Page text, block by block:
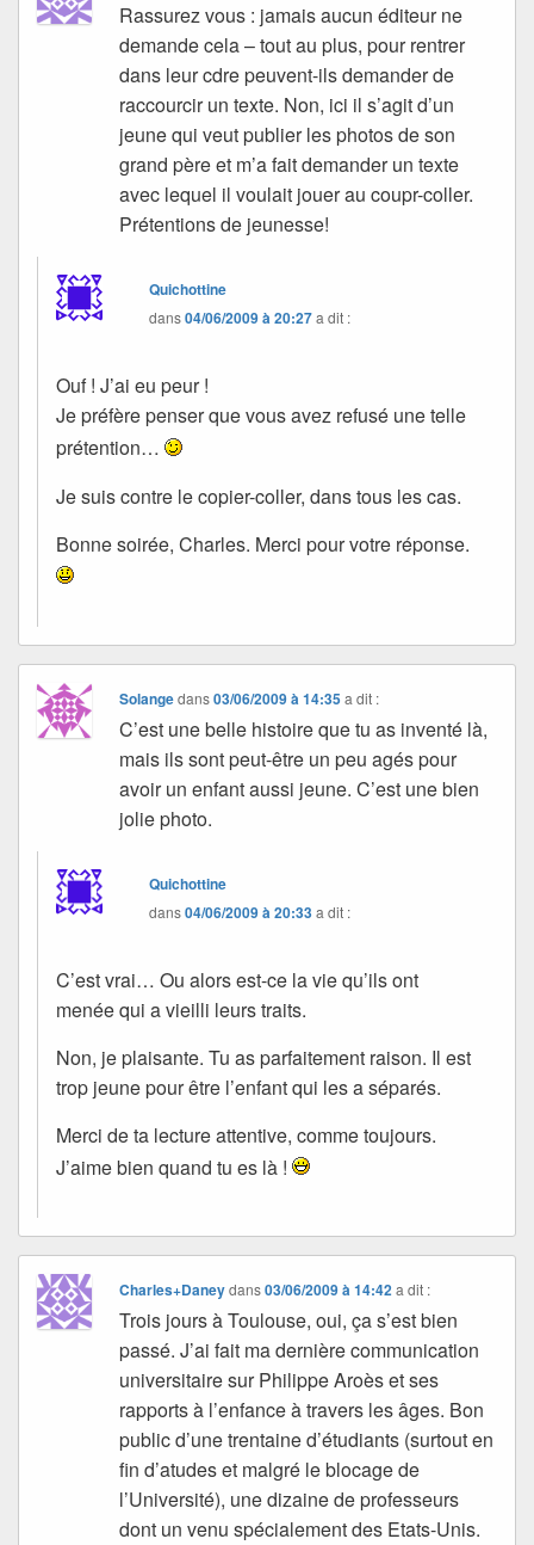
Rassurez vous : jamais aucun éditeur ne
demande cela – tout au plus, pour rentrer
dans leur cdre peuvent-ils demander de
raccourcir un texte. Non, ici il s’agit d’un
jeune qui veut publier les photos de son
grand père et m’a fait demander un texte
avec lequel il voulait jouer au coupr-coller.
Prétentions de jeunesse!
Quichottine
dans04/06/2009 à 20:27a dit :
Ouf ! J’ai eu peur !
Je préfère penser que vous avez refusé une telle
prétention…
Je suis contre le copier-coller, dans tous les cas.
Bonne soirée, Charles. Merci pour votre réponse.
Solangedans03/06/2009 à 14:35 a dit :
C’est une belle histoire que tu as inventé là,
mais ils sont peut-être un peu agés pour
avoir un enfant aussi jeune. C’est une bien
jolie photo.
Quichottine
dans04/06/2009 à 20:33a dit :
C’est vrai… Ou alors est-ce la vie qu’ils ont
menée qui a vieilli leurs traits.
Non, je plaisante. Tu as parfaitement raison. Il est
trop jeune pour être l’enfant qui les a séparés.
Merci de ta lecture attentive, comme toujours.
J’aime bien quand tu es là !
Charles+Daneydans03/06/2009 à 14:42 a dit :
Trois jours à Toulouse, oui, ça s’est bien
passé. J’ai fait ma dernière communication
universitaire sur Philippe Aroès et ses
rapports à l’enfance à travers les âges. Bon
public d’une trentaine d’étudiants (surtout en
fin d’atudes et malgré le blocage de
l’Université), une dizaine de professeurs
dont un venu spécialement des Etats-Unis.